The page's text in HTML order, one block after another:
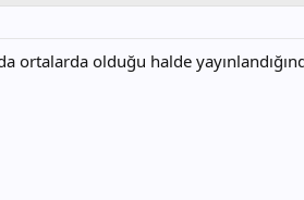
olduğu halde